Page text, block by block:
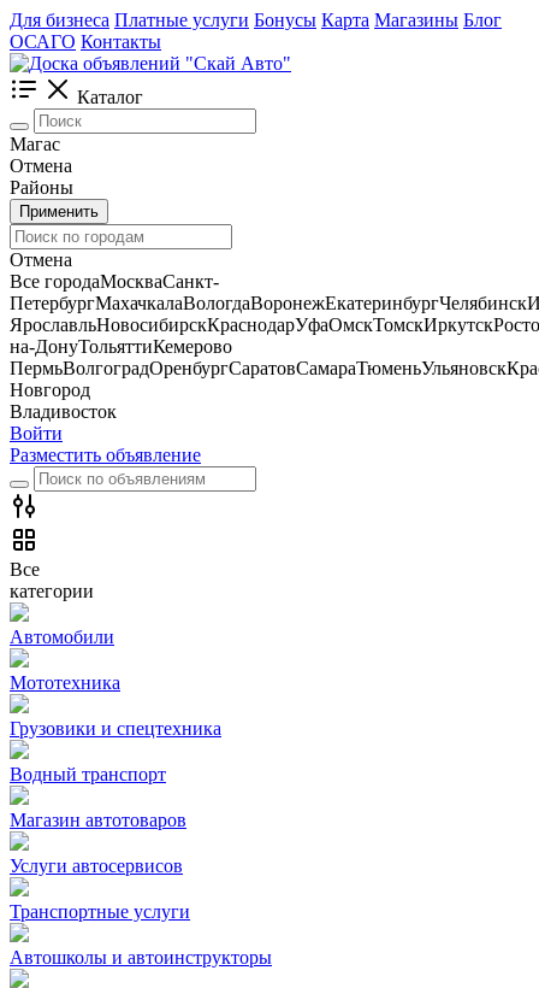
Для бизнеса Платные услуги Бонусы Карта Магазины Блог
ОСАГО Контакты
Каталог
Магас
Отмена
Районы
Применить
Отмена
Все городаМоскваСанкт-
ПетербургМахачкалаВологдаВоронежЕкатеринбургЧелябинск
ЯрославльНовосибирскКраснодарУфаОмскТомскИркутск
на-ДонуТольяттиКемерово
ПермьВолгоградОренбургСаратовСамараТюменьУльяновск
Новгород
Владивосток
Войти
Разместить объявление
Все
категории
Автомобили
Мототехника
Грузовики и спецтехника
Водный транспорт
Магазин автотоваров
Услуги автосервисов
Транспортные услуги
Автошколы и автоинструкторы